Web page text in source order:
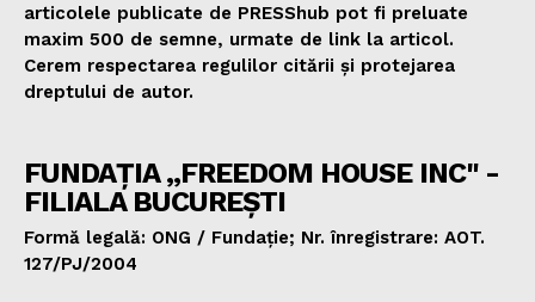
articolele publicate de PRESShub pot fi preluate
maxim 500 de semne, urmate de link la articol.
Cerem respectarea regulilor citării și protejarea
dreptului de autor.
FUNDAȚIA „FREEDOM HOUSE INC" -
FILIALA BUCUREȘTI
Formă legală: ONG / Fundație; Nr. înregistrare: AOT.
127/PJ/2004